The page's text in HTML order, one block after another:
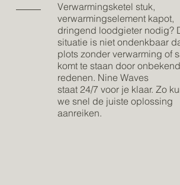
Verwarmingsketel stuk,
verwarmingselement kapot,
dringend loodgieter nodig?
situatie is niet ondenkbaar
plots zonder verwarming of
komt te staan door
redenen. Nine Waves
staat 24/7 voor je klaar. Zo
we snel de juiste oplossing
aanreiken.